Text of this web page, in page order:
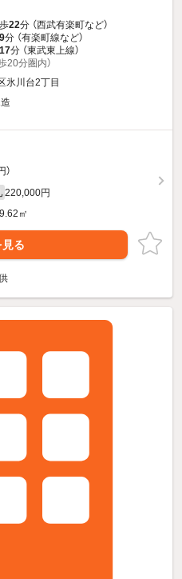
22分 （西武有楽町など）
9分 （有楽町線など）
17分 （東武東上線）
20分圏内）
氷川台2丁目
220,000円
㎡
る